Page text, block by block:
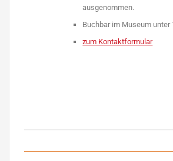
ausgenommen.
Buchbar im Museum
zum Kontaktformular